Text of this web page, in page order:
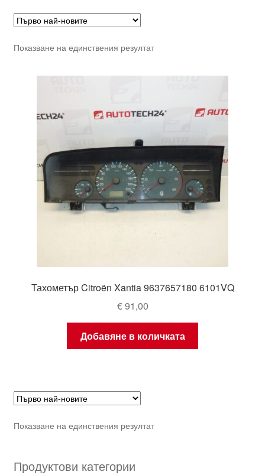
Показване на единствения резултат
Тахометър Citroën Xantia 9637657180 6101VQ
€91,00
Добавяне в количката
Показване на единствения резултат
Продуктови категории